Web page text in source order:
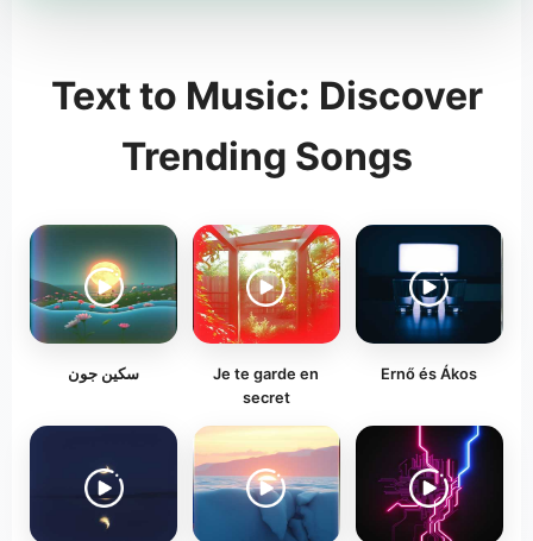
Text to Music: Discover
Trending Songs
سکین جون
Je te garde en
secret
Ernő és Ákos